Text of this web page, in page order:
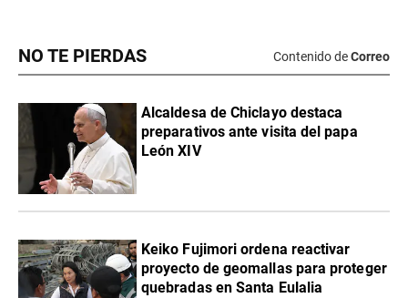
NO TE PIERDAS Contenido deCorreo
Alcaldesa de Chiclayo destaca
preparativos ante visita del papa
León XIV
Keiko Fujimori ordena reactivar
proyecto de geomallas para proteger
quebradas en Santa Eulalia